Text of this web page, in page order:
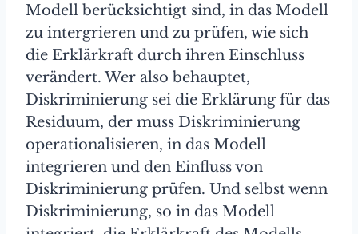
Modell berücksichtigt sind, in das Modell
zu intergrieren und zu prüfen, wie sich
die Erklärkraft durch ihren Einschluss
verändert. Wer also behauptet,
Diskriminierung sei die Erklärung für das
Residuum, der muss Diskriminierung
operationalisieren, in das Modell
integrieren und den Einfluss von
Diskriminierung prüfen. Und selbst wenn
Diskriminierung, so in das Modell